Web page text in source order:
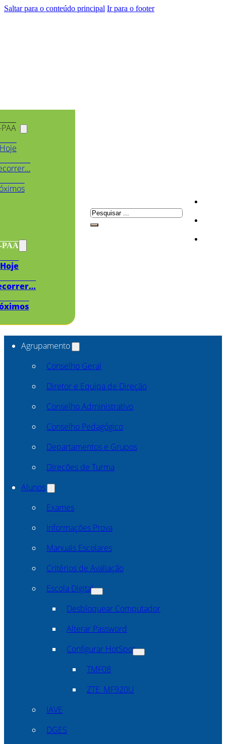
Saltar para o conteúdo principal Ir para o footer
PAA
Hoje
Pesquisar
Agrupamento
Conselho Geral
Diretor e Equipa de Direção
Conselho Administrativo
Conselho Pedagógico
Departamentos e Grupos
Direcões de Turma
Alunos
Exames
Informações Prova
Manuais Escolares
Critérios de Avaliação
Escola Digital
Desbloquear Computador
Alterar Password
Configurar HotSpot
TMF08
ZTE_MF920U
IAVE
DGES